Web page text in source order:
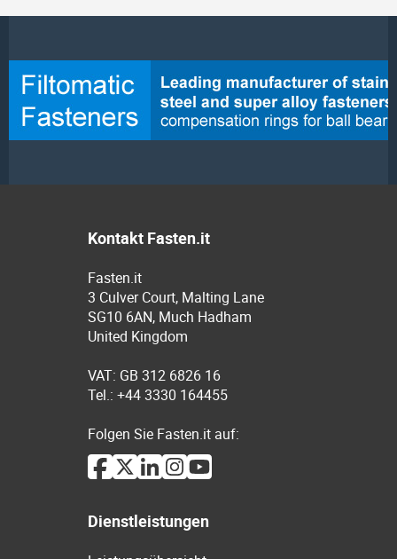
Kontakt Fasten.it
Fasten.it
3 Culver Court, Malting Lane
SG10 6AN, Much Hadham
United Kingdom
VAT: GB 312 6826 16
Tel.: +44 3330 164455
Folgen Sie Fasten.it auf:
Dienstleistungen